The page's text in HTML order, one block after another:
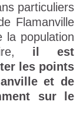
particuliers
Flamanville
la population
il est
les points
et de
sur le